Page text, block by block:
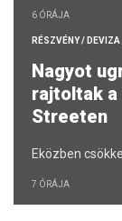
6 ÓRÁJA
RÉSZVÉNY / DEVIZA
Nagyot
rajtoltak a
Streeten
Eközben
7 ÓRÁJA